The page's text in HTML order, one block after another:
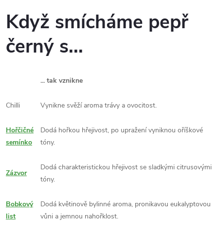
Když smícháme pepř
černý s...
... tak vznikne
Chilli Vynikne svěží aroma trávy a ovocitost.
Hořčičné
semínko
Dodá hořkou hřejivost, po upražení vyniknou oříškové
tóny.
Zázvor
Dodá charakteristickou hřejivost se sladkými citrusovými
tóny.
Bobkový
list
Dodá květinově bylinné aroma, pronikavou eukalyptovou
vůni a jemnou nahořklost.